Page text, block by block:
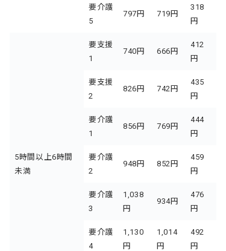
要介護
5
797円 719円
318
円
5時間以上6時間
未満
要支援
1
740円 666円
412
円
要支援
2
826円 742円
435
円
要介護
1
856円 769円
444
円
要介護
2
948円 852円
459
円
要介護
3
1,038
円
934円
476
円
要介護
4
1,130
円
1,014
円
492
円